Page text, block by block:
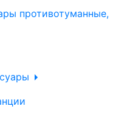
противотуманные,